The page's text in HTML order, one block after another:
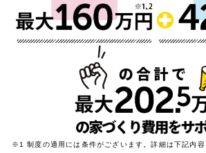
※1 制度の適用には条件がございます。詳細は下記内